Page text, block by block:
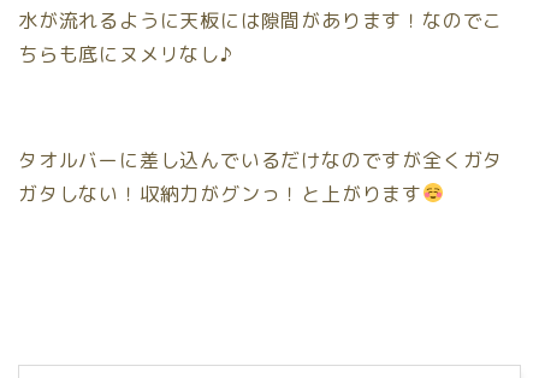
水が流れるように天板には隙間があります！なのでこ
ちらも底にヌメリなし♪
タオルバーに差し込んでいるだけなのですが全くガタ
ガタしない！収納力がグンっ！と上がります